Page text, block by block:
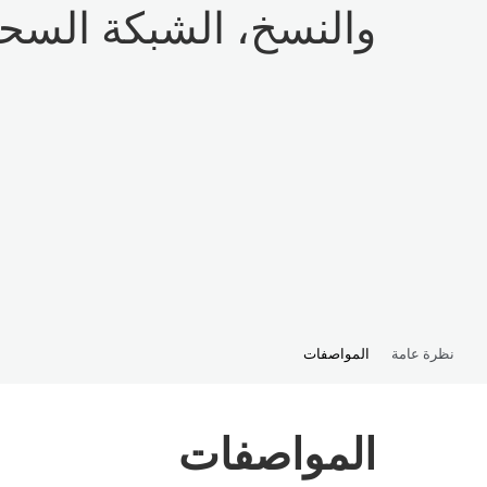
والنسخ، الشبكة
نظرة عامة المواصفات
المواصفات